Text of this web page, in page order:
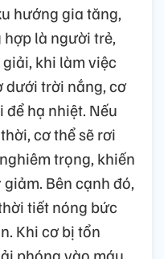
hướng gia tăng,
là người trẻ,
khi làm việc
dưới trời nắng, cơ
hạ nhiệt. Nếu
cơ thể sẽ rơi
trọng, khiến
Bên cạnh đó,
tiết nóng bức
Khi cơ bị tổn
phóng vào máu